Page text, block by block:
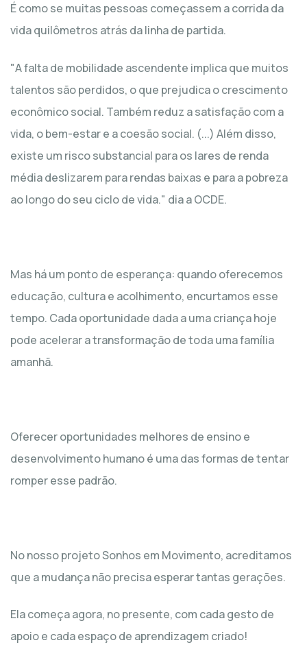
É como se muitas pessoas começassem a corrida da
vida quilômetros atrás da linha de partida.
"A falta de mobilidade ascendente implica que muitos
talentos são perdidos, o que prejudica o crescimento
econômico social. Também reduz a satisfação com a
vida, o bem-estar e a coesão social. (...) Além disso,
existe um risco substancial para os lares de renda
média deslizarem para rendas baixas e para a pobreza
ao longo do seu ciclo de vida." dia a OCDE.
Mas há um ponto de esperança: quando oferecemos
educação, cultura e acolhimento, encurtamos esse
tempo. Cada oportunidade dada a uma criança hoje
pode acelerar a transformação de toda uma família
amanhã.
Oferecer oportunidades melhores de ensino e
desenvolvimento humano é uma das formas de tentar
romper esse padrão.
No nosso projeto Sonhos em Movimento, acreditamos
que a mudança não precisa esperar tantas gerações.
Ela começa agora, no presente, com cada gesto de
apoio e cada espaço de aprendizagem criado!